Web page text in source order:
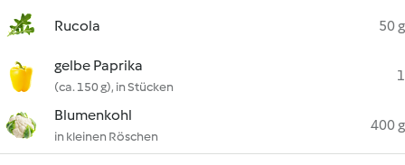
Rucola 50 g
gelbe Paprika
(ca. 150 g), in Stücken
1
Blumenkohl
in kleinen Röschen
400 g